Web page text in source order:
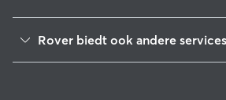
Rover biedt ook andere